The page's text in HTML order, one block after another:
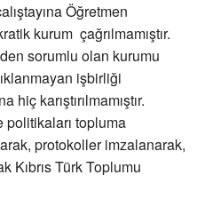
Öğretmen
kurum çağrılmamıştır.
sorumlu olan kurumu
işbirliği
karıştırılmamıştır.
topluma
protokoller imzalanarak,
Kıbrıs Türk Toplumu